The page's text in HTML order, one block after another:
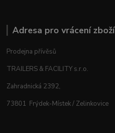
Adresa pro vrácení zboží
Prodejna přívěsů
TRAILERS & FACILITY s.r.o.
Zahradnická 2392,
73801 Frýdek-Místek / Zelinkovice